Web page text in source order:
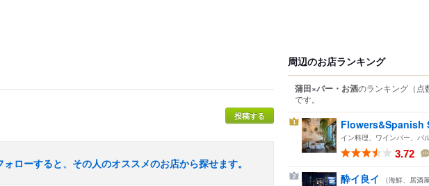
投稿する
ローすると、その人のオススメのお店から探せます。
周辺のお店ランキング
蒲田×バー・お酒のランキング （
です。
1 Flowers&Spanish
イン料理、ワインバー、バル
3.72
2 酔イ良イ （海鮮、居酒